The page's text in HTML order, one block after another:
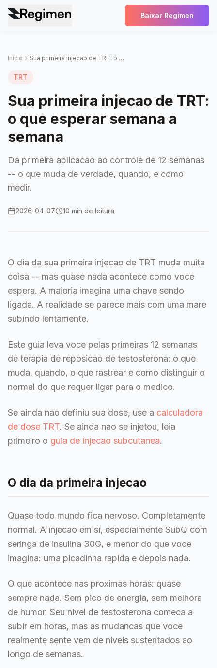
Baixar Regimen
Inicio Sua primeira injecao de TRT: o que esperar semana a semana
TRT
Sua primeira injecao de TRT:
o que esperar semana a
semana
Da primeira aplicacao ao controle de 12 semanas
-- o que muda de verdade, quando, e como
medir.
2026-04-07 10 min de leitura
O dia da sua primeira injecao de TRT muda muita
coisa -- mas quase nada acontece como voce
espera. A maioria imagina uma chave sendo
ligada. A realidade se parece mais com uma mare
subindo lentamente.
Este guia leva voce pelas primeiras 12 semanas
de terapia de reposicao de testosterona: o que
muda, quando, o que rastrear e como distinguir o
normal do que requer ligar para o medico.
Se ainda nao definiu sua dose, use a calculadora
de dose TRT. Se ainda nao se injetou, leia
primeiro o guia de injecao subcutanea.
O dia da primeira injecao
Quase todo mundo fica nervoso. Completamente
normal. A injecao em si, especialmente SubQ com
seringa de insulina 30G, e menor do que voce
imagina: uma picadinha rapida e depois nada.
O que acontece nas proximas horas: quase
sempre nada. Sem pico de energia, sem melhora
de humor. Seu nivel de testosterona comeca a
subir em horas, mas as mudancas que voce
realmente sente vem de niveis sustentados ao
longo de semanas.